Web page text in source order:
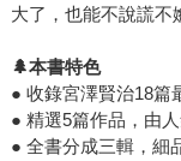
大了，也能不說謊不
🌲本書特色
● 收錄宮澤賢治18篇
● 精選5篇作品，由
● 全書分成三輯，細